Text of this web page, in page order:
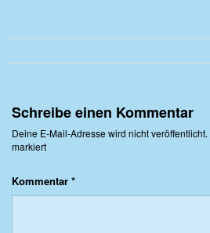
Schreibe einen Kommentar
Deine E-Mail-Adresse wird nicht veröffentlicht.
markiert
Kommentar *